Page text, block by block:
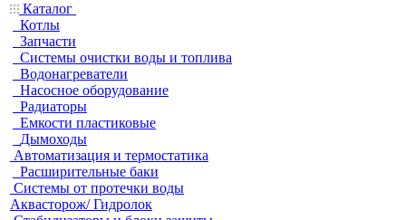
Каталог
Котлы
Запчасти
Системы очистки воды и топлива
Водонагреватели
Насосное оборудование
Радиаторы
Емкости пластиковые
Дымоходы
Автоматизация и термостатика
Расширительные баки
Системы от протечки воды
Аквасторож/ Гидролок